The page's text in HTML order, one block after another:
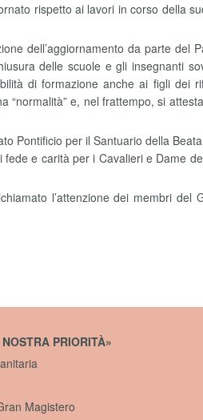
rispetto ai lavori in corso della
dell’aggiornamento da parte del
delle scuole e gli insegnanti
di formazione anche ai figli dei
e, nel frattempo, si
Pontificio per il Santuario della
e carità per i Cavalieri e Dame
l’attenzione dei membri del
PRIORITÀ»
Magistero